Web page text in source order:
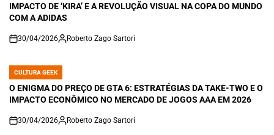
IMPACTO DE ‘KIRA’ E A REVOLUÇÃO VISUAL NA COPA DO MUNDO
COM A ADIDAS
on
30/04/2026 Roberto Zago Sartori
POSTED
IN
CULTURA GEEK
O ENIGMA DO PREÇO DE GTA 6: ESTRATÉGIAS DA TAKE-TWO E O
IMPACTO ECONÔMICO NO MERCADO DE JOGOS AAA EM 2026
on
30/04/2026 Roberto Zago Sartori